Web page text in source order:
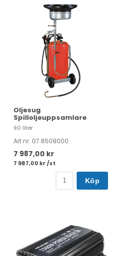
Oljesug
Spilloljeuppsamlare
90 liter
Art nr. 07.8508000
7 987,00 kr
7 987,00 kr /st
Köp